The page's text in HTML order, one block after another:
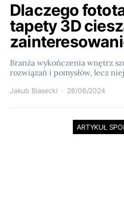
Dlaczego
tapety 3D
Branża wykończenia wnętrz
rozwiązań i pomysłów, lecz
Jakub Biasecki 28/06/2024
ARTYKUŁ